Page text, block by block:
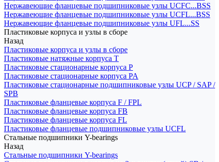
Нержавеющие фланцевые подшипниковые узлы UCFC...BSS
Нержавеющие фланцевые подшипниковые узлы UCFL...BSS
Нержавеющие фланцевые подшипниковые узлы UFL...SS
Пластиковые корпуса и узлы в сборе
Назад
Пластиковые корпуса и узлы в сборе
Пластиковые натяжные корпуса T
Пластиковые стационарные корпуса P
Пластиковые стационарные корпуса PA
Пластиковые стационарные подшипниковые узлы UCP / SAP /
SPB
Пластиковые фланцевые корпуса F / FPL
Пластиковые фланцевые корпуса FB
Пластиковые фланцевые корпуса FL
Пластиковые фланцевые подшипниковые узлы UCFL
Стальные подшипники Y-bearings
Назад
Стальные подшипники Y-bearings